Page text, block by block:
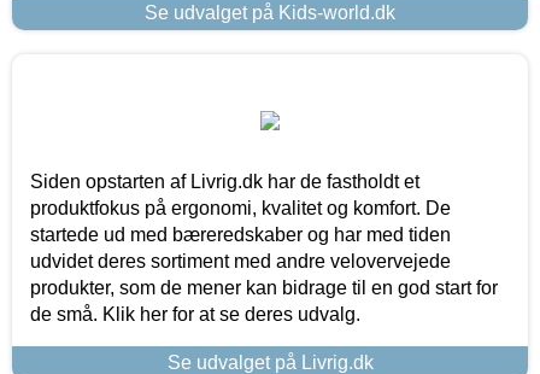
Se udvalget på Kids-world.dk
Siden opstarten af Livrig.dk har de fastholdt et
produktfokus på ergonomi, kvalitet og komfort. De
startede ud med bæreredskaber og har med tiden
udvidet deres sortiment med andre velovervejede
produkter, som de mener kan bidrage til en god start for
de små. Klik her for at se deres udvalg.
Se udvalget på Livrig.dk